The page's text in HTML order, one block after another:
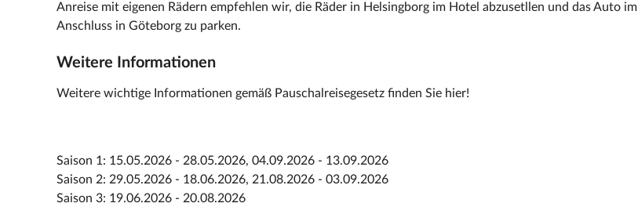
Anreise mit eigenen Rädern empfehlen wir, die Räder in Helsingborg im Hotel abzusetllen und das Auto im
Anschluss in Göteborg zu parken.
Weitere Informationen
Weitere wichtige Informationen gemäß Pauschalreisegesetz finden Sie hier!
Saison 1: 15.05.2026 - 28.05.2026, 04.09.2026 - 13.09.2026
Saison 2: 29.05.2026 - 18.06.2026, 21.08.2026 - 03.09.2026
Saison 3: 19.06.2026 - 20.08.2026